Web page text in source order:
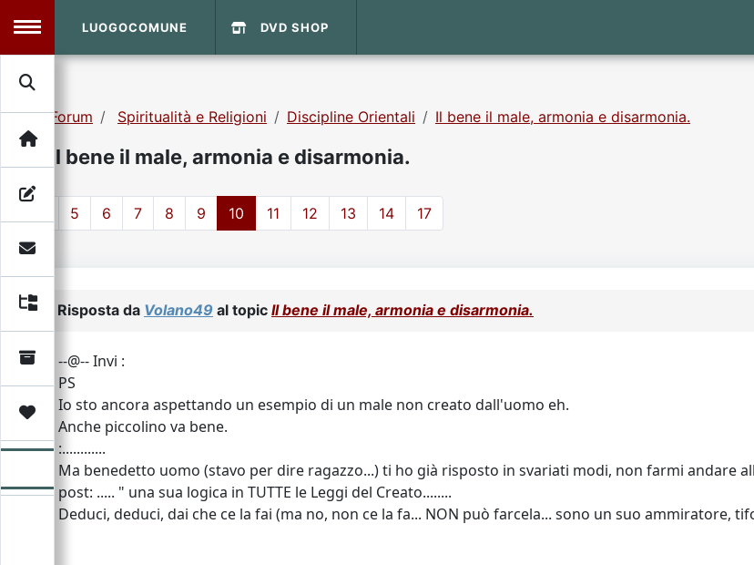
MENU
Search
DVD Shop
Info Sito
Login
Vecchio Sito
Archivio
Video
Forum
Donazione
LUOGOCOMUNE DVD SHOP
Forum Spiritualità e Religioni Discipline Orientali Il bene il male, armonia e disarmonia.
Il bene il male, armonia e disarmonia.
5 6 7 8 9 10 11 12 13 14 17
Risposta da Volano49 al topic Il bene il male, armonia e disarmonia.
--@-- Invi :
PS
Io sto ancora aspettando un esempio di un male non creato dall'uomo eh.
Anche piccolino va bene.
:............
Ma benedetto uomo (stavo per dire ragazzo...) ti ho già risposto in svariati modi, non farmi andare
post: ..... " una sua logica in TUTTE le Leggi del Creato........
Deduci, deduci, dai che ce la fai (ma no, non ce la fa... NON può farcela... sono un suo ammiratore,